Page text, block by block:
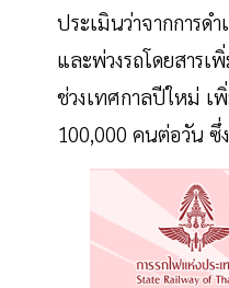
ประเมินว่าจากการด
และพ่วงรถโดยสาร
ช่วงเทศกาลปีใหม่ เ
100,000 คนต่อวัน ซึ่